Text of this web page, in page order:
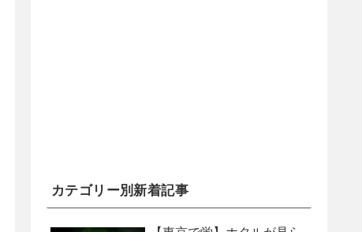
カテゴリー別新着記事